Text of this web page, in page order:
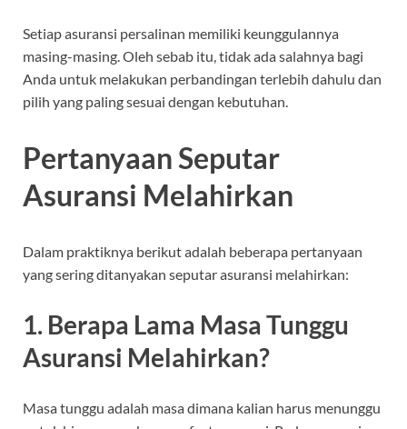
Setiap asuransi persalinan memiliki keunggulannya
masing-masing. Oleh sebab itu, tidak ada salahnya bagi
Anda untuk melakukan perbandingan terlebih dahulu dan
pilih yang paling sesuai dengan kebutuhan.
Pertanyaan Seputar
Asuransi Melahirkan
Dalam praktiknya berikut adalah beberapa pertanyaan
yang sering ditanyakan seputar asuransi melahirkan:
1. Berapa Lama Masa Tunggu
Asuransi Melahirkan?
Masa tunggu adalah masa dimana kalian harus menunggu